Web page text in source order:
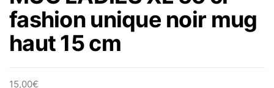
fashion unique noir mug
haut 15 cm
15,00€